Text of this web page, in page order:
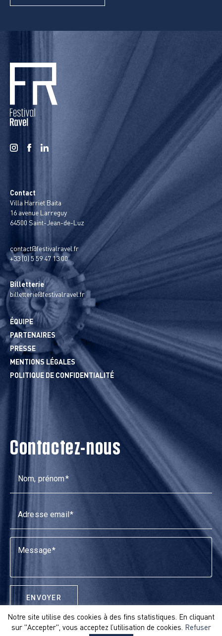
Contact
Villa Harriet Baita
16 avenue Larreguy
64500 Saint-Jean-de-Luz
contact@festivalravel.fr
+33 (0) 5 59 47 13 00
Billetterie
billetterie@festivalravel.fr
ÉQUIPE
PARTENAIRES
PRESSE
MENTIONS LÉGALES
POLITIQUE DE CONFIDENTIALITÉ
Contactez-nous
Nom, prénom
Adresse email
Message
ENVOYER
Notre site utilise des cookies à des fins statistiques. En cliquant
sur "Accepter", vous acceptez l’utilisation de cookies. Refuser